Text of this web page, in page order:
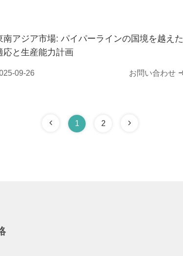
南アジア市場: パイパーラインの国境を越えた
応と生産能力計画
09-26 お問い合わせ
1 2